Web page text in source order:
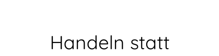
Handeln statt